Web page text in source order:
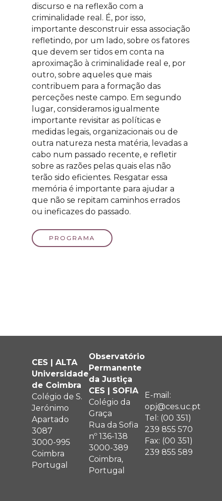
discurso e na reflexão com a
criminalidade real. É, por isso,
importante desconstruir essa associação
refletindo, por um lado, sobre os fatores
que devem ser tidos em conta na
aproximação à criminalidade real e, por
outro, sobre aqueles que mais
contribuem para a formação das
perceções neste campo. Em segundo
lugar, consideramos igualmente
importante revisitar as políticas e
medidas legais, organizacionais ou de
outra natureza nesta matéria, levadas a
cabo num passado recente, e refletir
sobre as razões pelas quais elas não
terão sido eficientes. Resgatar essa
memória é importante para ajudar a
que não se repitam caminhos errados
ou ineficazes do passado.
PROGRAMA
CES | ALTA
Universidade
de Coimbra
Colégio de S.
Jerónimo
Apartado
3087
3000-995
Coimbra
Portugal
Observatório
Permanente
da Justiça
CES | SOFIA
Colégio da
Graça
Rua da Sofia
nº 136-138
3000-389
Coimbra,
Portugal
E-mail:
opj@ces.uc.pt
Tel: (00 351)
239 855 570
Fax: (00 351)
239 855 589